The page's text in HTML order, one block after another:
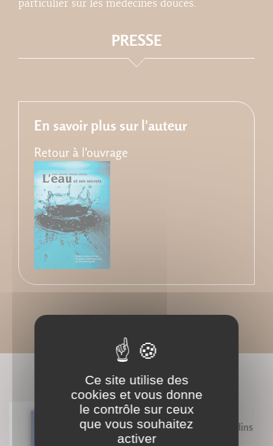
particulier sur les médecines douces.
PRESSE
En savoir plus sur l'auteur
Retour à l'ouvrage
BIBLIOGRAPHIE
Exercices saugrenus pour citadins
biscornus
Ce site utilise des
cookies et vous donne
le contrôle sur ceux
que vous souhaitez
activer